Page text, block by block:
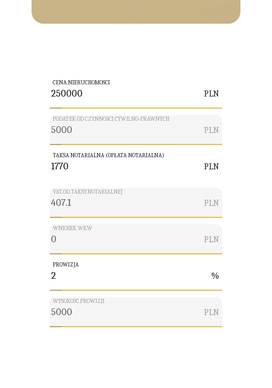
CENA.NIERUCHOMOSCI
PLN
PODATEK OD CZYNNOŚCI CYWILNO-PRAWNYCH
PLN
TAKSA NOTARIALNA (OPŁATA NOTARIALNA)
PLN
VAT.OD.TAKSY.NOTARIALNEJ
PLN
WNIOSEK.WKW
PLN
PROWIZJA
%
WYSOKOSC.PROWIZJI
PLN